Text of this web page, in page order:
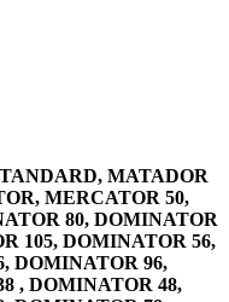
MATADOR
MERCATOR 50,
80, DOMINATOR
105, DOMINATOR 56,
DOMINATOR 96,
, DOMINATOR 48,